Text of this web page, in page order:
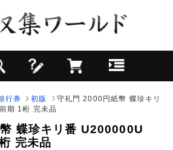
行券 初版
守礼門 2000円紙幣 蝶珍キリ
期 1桁 完未品
蝶珍キリ番 U200000U
完未品